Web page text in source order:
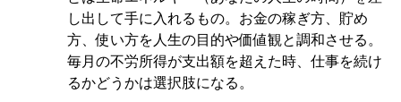
し出して手に入れるもの。お金の稼ぎ方、貯め
方、使い方を人生の目的や価値観と調和させる。
毎月の不労所得が支出額を超えた時、仕事を続け
るかどうかは選択肢になる。